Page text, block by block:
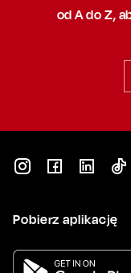
od A do Z,
Pobierz aplikację